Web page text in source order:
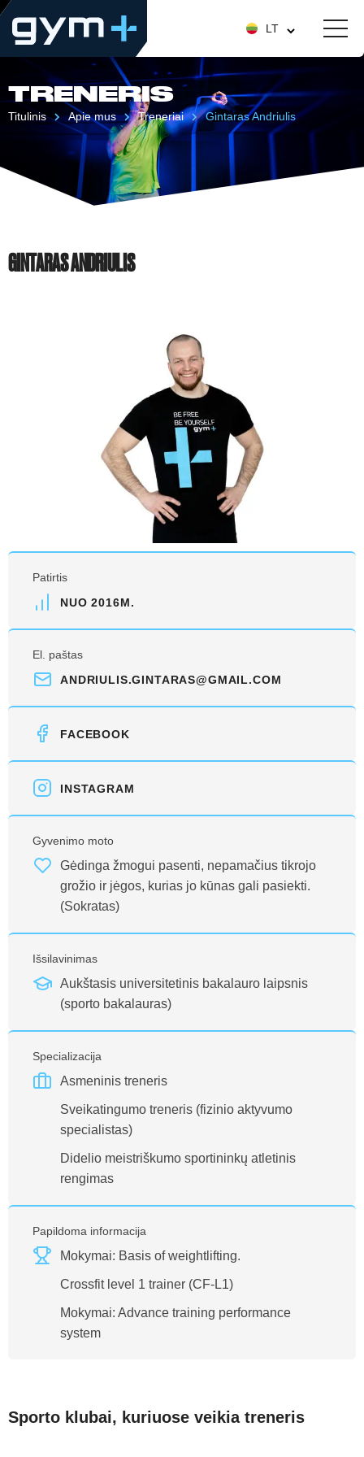
LT
TRENERIS
Titulinis Apie mus Treneriai Gintaras Andriulis
GINTARAS ANDRIULIS
Patirtis
NUO 2016M.
El. paštas
ANDRIULIS.GINTARAS@GMAIL.COM
FACEBOOK
INSTAGRAM
Gyvenimo moto
Gėdinga žmogui pasenti, nepamačius tikrojo
grožio ir jėgos, kurias jo kūnas gali pasiekti.
(Sokratas)
Išsilavinimas
Aukštasis universitetinis bakalauro laipsnis
(sporto bakalauras)
Specializacija
Asmeninis treneris
Sveikatingumo treneris (fizinio aktyvumo
specialistas)
Didelio meistriškumo sportininkų atletinis
rengimas
Papildoma informacija
Mokymai: Basis of weightlifting.
Crossfit level 1 trainer (CF-L1)
Mokymai: Advance training performance
system
Sporto klubai, kuriuose veikia treneris